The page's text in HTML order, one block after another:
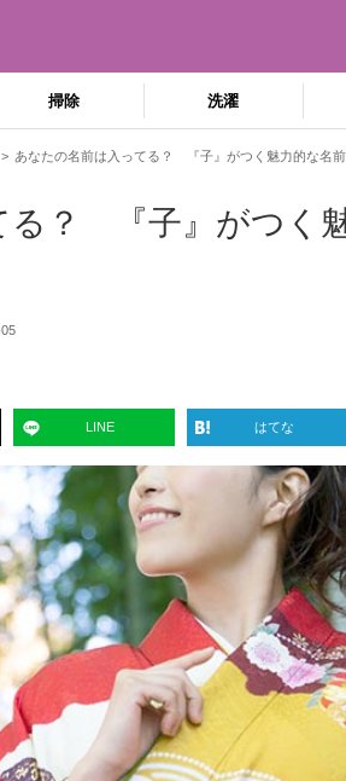
掃除 洗濯
あなたの名前は入ってる？ 『子』がつく魅力的な名
る？ 『子』がつく
LINE はてな